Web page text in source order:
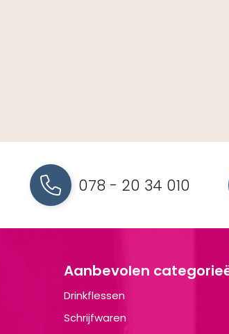
078 - 20 34 010
Aanbevolen
Drinkflessen
Schrijfwaren